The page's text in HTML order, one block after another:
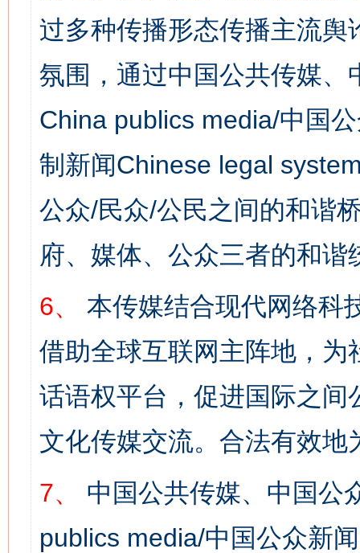
过多种传播形态传播主流
氛围，通过中国公共传媒
China publics media/中国
制新闻Chinese legal
公众/民众/公民之间的和谐
府、媒体、公众三者的和谐
6、
本传媒结合现代网络科
借助全球互联网主阵地，
话语权平台，促进国际之
文化传媒交流。合法有效地
7、
中国公共传媒、中国公
publics media/中国公众新